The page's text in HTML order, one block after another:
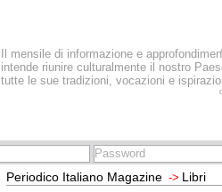
Il mensile di informazione e
intende riunire culturalmente il nostro
tutte le sue tradizioni, vocazioni e
Periodico Italiano Magazine -> Libri